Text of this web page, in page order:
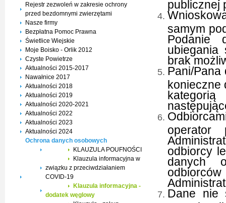
Rejestr zezwoleń w zakresie ochrony
przed bezdomnymi zwierzętami
Nasze firmy
Bezpłatna Pomoc Prawna
Świetlice Wiejskie
Moje Boisko - Orlik 2012
Czyste Powietrze
Aktualności 2015-2017
Nawałnice 2017
Aktualności 2018
Aktualności 2019
Aktualności 2020-2021
Aktualności 2022
Aktualności 2023
Aktualności 2024
Ochrona danych osobowych
KLAUZULA POUFNOŚCI
Klauzula informacyjna w
związku z przeciwdziałaniem
COVID-19
Klauzula informacyjna -
dodatek węglowy
publicznej
samym
Podanie
ubiegania
brak
Pani/Pana
konieczne
operator
odbiorcy
danych
Dane nie